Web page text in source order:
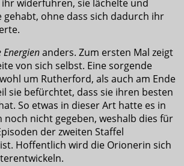
ihr widerfuhren, sie lächelte und
gehabt, ohne dass sich dadurch ihr
Energienanders. Zum ersten Mal zeigt
von sich selbst. Eine sorgende
um Rutherford, als auch am Ende
sie befürchtet, dass sie ihren besten
So etwas in dieser Art hatte es in
noch nicht gegeben, weshalb dies für
der zweiten Staffel
Hoffentlich wird die Orionerin sich